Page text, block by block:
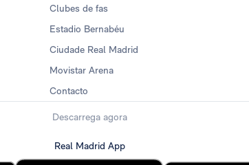
Clubes de fas
Estadio Bernabéu
Ciudade Real Madrid
Movistar Arena
Contacto
Descarrega agora
Real Madrid App